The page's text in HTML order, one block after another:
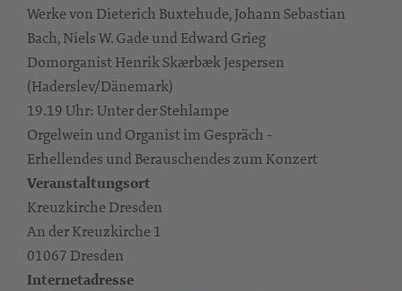
Werke von Dieterich Buxtehude, Johann Sebastian
Bach, Niels W. Gade und Edward Grieg
Domorganist Henrik Skærbæk Jespersen
(Haderslev/Dänemark)
19.19 Uhr: Unter der Stehlampe
Orgelwein und Organist im Gespräch -
Erhellendes und Berauschendes zum Konzert
Veranstaltungsort
Kreuzkirche Dresden
An der Kreuzkirche 1
01067 Dresden
Internetadresse